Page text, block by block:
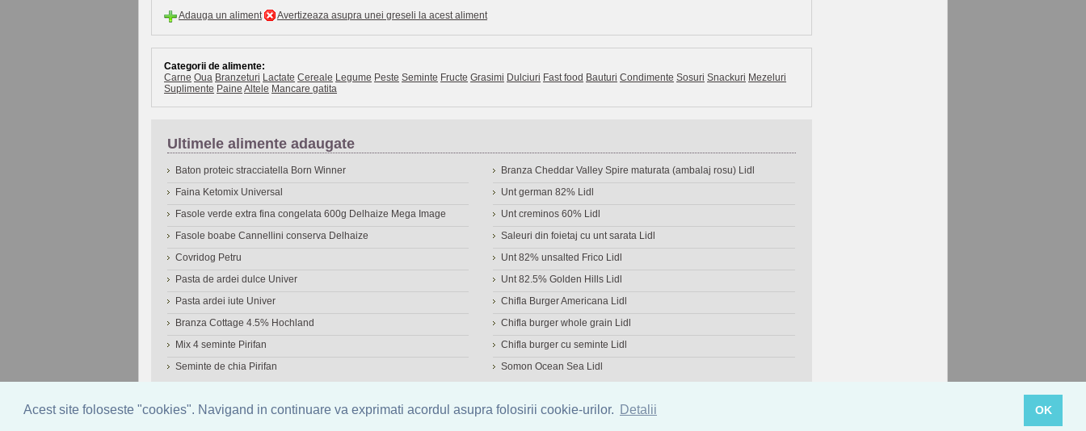
Acest site foloseste "cookies". Navigand in continuare va exprimati acordul asupra folosirii cookie-urilor. Detalii OK
Adauga un aliment
Avertizeaza asupra unei greseli la acest aliment
Categorii de alimente:
Carne Oua Branzeturi Lactate Cereale Legume Peste Seminte Fructe Grasimi Dulciuri Fast food Bauturi Condimente Sosuri Snackuri Mezeluri
Suplimente Paine Altele Mancare gatita
Ultimele alimente adaugate
Baton proteic stracciatella Born Winner
Faina Ketomix Universal
Fasole verde extra fina congelata 600g Delhaize Mega Image
Fasole boabe Cannellini conserva Delhaize
Covridog Petru
Pasta de ardei dulce Univer
Pasta ardei iute Univer
Branza Cottage 4.5% Hochland
Mix 4 seminte Pirifan
Seminte de chia Pirifan
Branza Cheddar Valley Spire maturata (ambalaj rosu) Lidl
Unt german 82% Lidl
Unt creminos 60% Lidl
Saleuri din foietaj cu unt sarata Lidl
Unt 82% unsalted Frico Lidl
Unt 82.5% Golden Hills Lidl
Chifla Burger Americana Lidl
Chifla burger whole grain Lidl
Chifla burger cu seminte Lidl
Somon Ocean Sea Lidl
© 2006-2026 OneDen.com|Cautare avansata de alimente | Calculator calorii| Calorii consumate|IMC